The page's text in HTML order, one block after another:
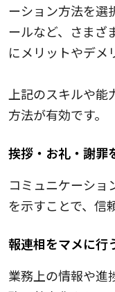
ーション方法を選
ールなど、さまざ
にメリットやデメ
上記のスキルや能
方法が有効です。
挨拶・お礼・謝罪
コミュニケーショ
を示すことで、信
報連相をマメに行
業務上の情報や進